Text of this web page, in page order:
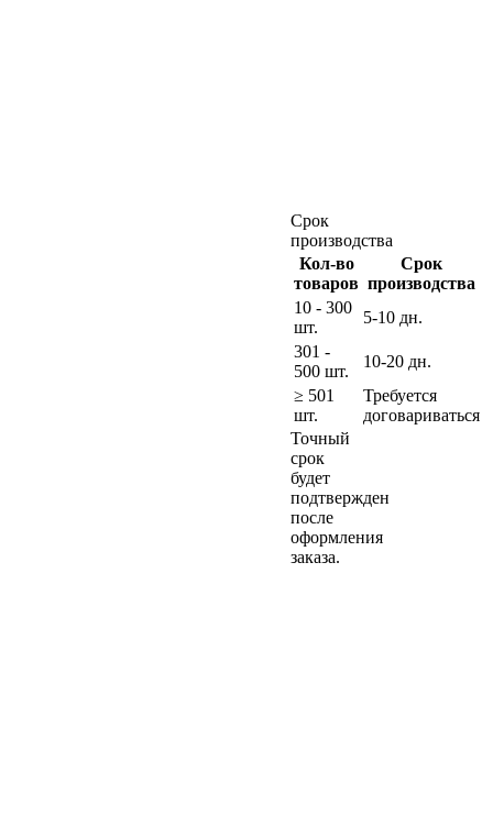
Срок
производства
Кол-во
товаров
Срок
производства
10 - 300
шт.
5-10 дн.
301 -
500 шт.
10-20 дн.
≥ 501
шт.
Требуется
договариваться
Точный
срок
будет
подтвержден
после
оформления
заказа.